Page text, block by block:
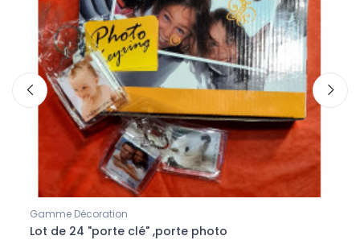
Gamme Décoration
Lot de 24 "porte clé" ,porte photo